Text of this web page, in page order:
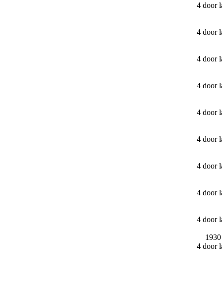
4 door
4 door
4 door
4 door
4 door
4 door
4 door
4 door
4 door
4 door